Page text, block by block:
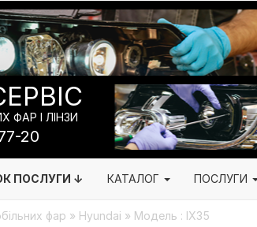
фар » Hyundai » Модель : IX35
ФАР І ЛІНЗИ
20
ПОСЛУГИ ↓ КАТАЛОГ ПОСЛУГИ